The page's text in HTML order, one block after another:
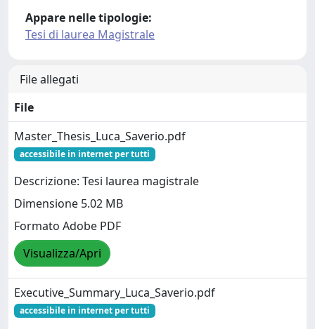
Appare nelle tipologie:
Tesi di laurea Magistrale
File allegati
File
Master_Thesis_Luca_Saverio.pdf
accessibile in internet per tutti
Descrizione: Tesi laurea magistrale
Dimensione 5.02 MB
Formato Adobe PDF
Visualizza/Apri
Executive_Summary_Luca_Saverio.pdf
accessibile in internet per tutti